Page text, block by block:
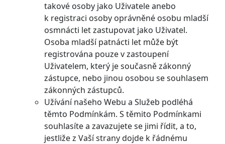
takové osoby jako Uživatele anebo
k registraci osoby oprávněné osobu mladší
osmnácti let zastupovat jako Uživatel.
Osoba mladší patnácti let může být
registrována pouze v zastoupení
Uživatelem, který je současně zákonný
zástupce, nebo jinou osobou se souhlasem
zákonných zástupců.
Užívání našeho Webu a Služeb podléhá
těmto Podmínkám. S těmito Podmínkami
souhlasíte a zavazujete se jimi řídit, a to,
jestliže z Vaší strany dojde k řádnému